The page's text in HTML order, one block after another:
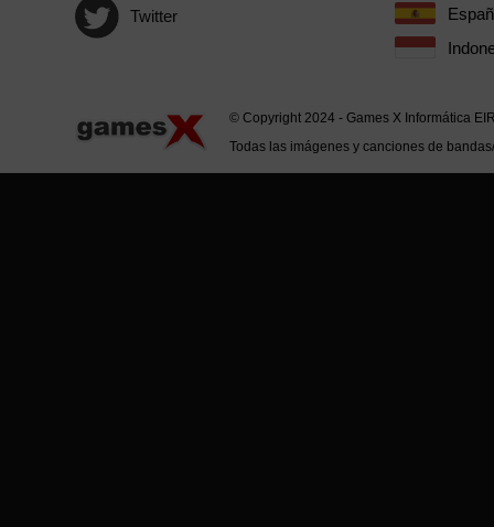
Twitter
© Copyright 2024 - Games X Informática
Todas las imágenes y canciones de